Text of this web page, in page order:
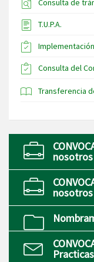
Consulta de
T.U.P.A.
Consulta del
Transferencia
nosotros
nosotros
Practicas